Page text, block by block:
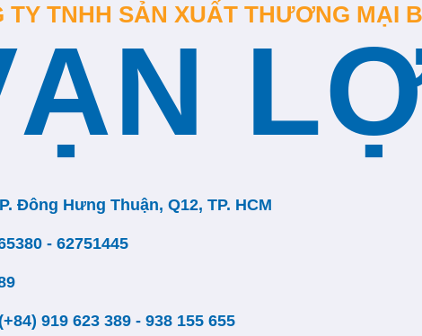
TY TNHH SẢN XUẤT THƯƠNG MẠI
Đông Hưng Thuận, Q12, TP. HCM
- 62751445
(+84) 919 623 389 - 938 155 655